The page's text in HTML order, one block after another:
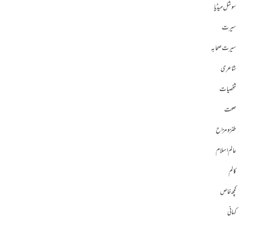
سوشل میڈیا
سیرت
سیرت صحابہ
شاعری
شخصیات
صحت
طنز و مزاح
عالم اسلام
کالم
کچھ خاص
کہانی